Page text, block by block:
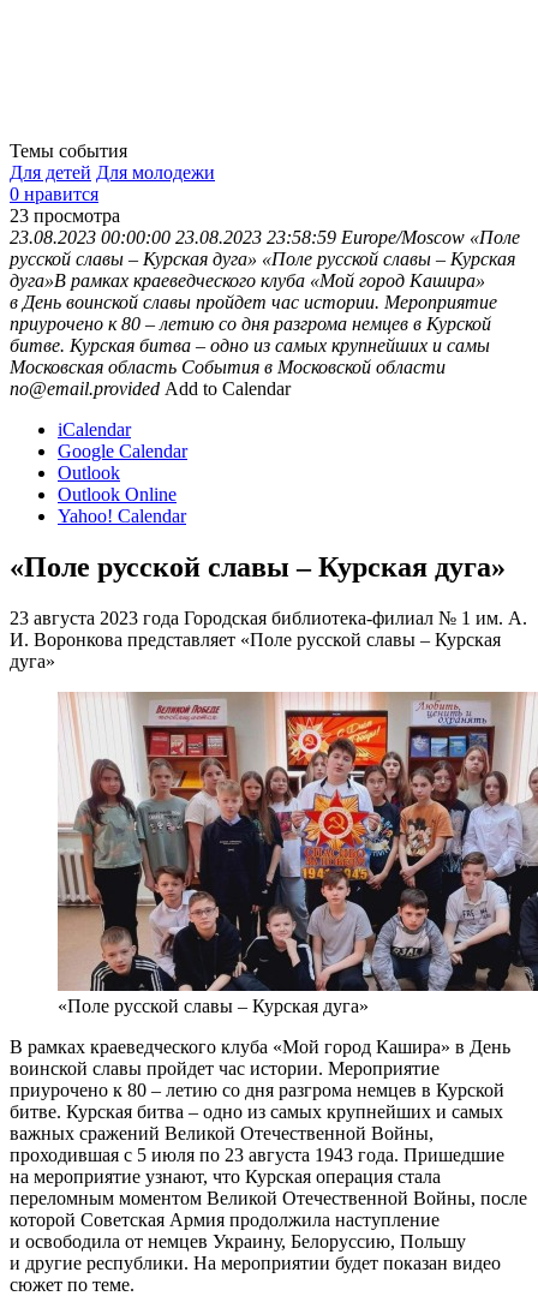
Темы события
Для детей Для молодежи
0 нравится
23 просмотра
23.08.2023 00:00:00 23.08.2023 23:58:59 Europe/Moscow «Поле
русской славы – Курская дуга» «Поле русской славы – Курская
дуга»В рамках краеведческого клуба «Мой город Кашира»
в День воинской славы пройдет час истории. Мероприятие
приурочено к 80 – летию со дня разгрома немцев в Курской
битве. Курская битва – одно из самых крупнейших и самы
Московская область События в Московской области
no@email.provided Add to Calendar
iCalendar
Google Calendar
Outlook
Outlook Online
Yahoo! Calendar
«Поле русской славы – Курская дуга»
23 августа 2023 года Городская библиотека-филиал № 1 им. А.
И. Воронкова представляет «Поле русской славы – Курская
дуга»
«Поле русской славы – Курская дуга»
В рамках краеведческого клуба «Мой город Кашира» в День
воинской славы пройдет час истории. Мероприятие
приурочено к 80 – летию со дня разгрома немцев в Курской
битве. Курская битва – одно из самых крупнейших и самых
важных сражений Великой Отечественной Войны,
проходившая с 5 июля по 23 августа 1943 года. Пришедшие
на мероприятие узнают, что Курская операция стала
переломным моментом Великой Отечественной Войны, после
которой Советская Армия продолжила наступление
и освободила от немцев Украину, Белоруссию, Польшу
и другие республики. На мероприятии будет показан видео
сюжет по теме.